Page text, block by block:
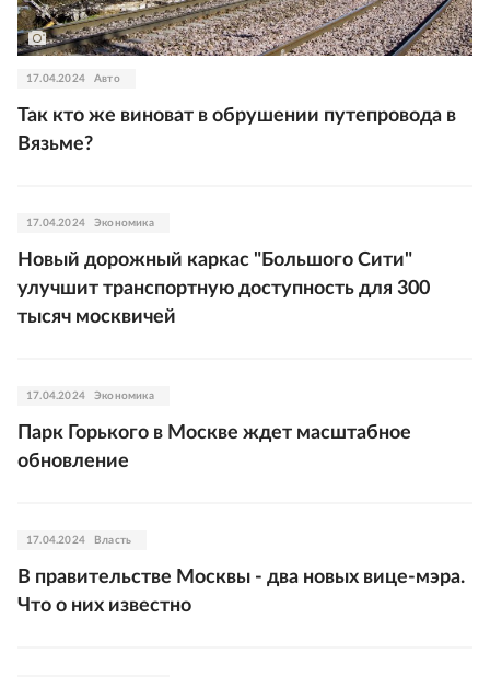
17.04.2024 Авто
Так кто же виноват в обрушении путепровода в
Вязьме?
17.04.2024 Экономика
Новый дорожный каркас "Большого Сити"
улучшит транспортную доступность для 300
тысяч москвичей
17.04.2024 Экономика
Парк Горького в Москве ждет масштабное
обновление
17.04.2024 Власть
В правительстве Москвы - два новых вице-мэра.
Что о них известно